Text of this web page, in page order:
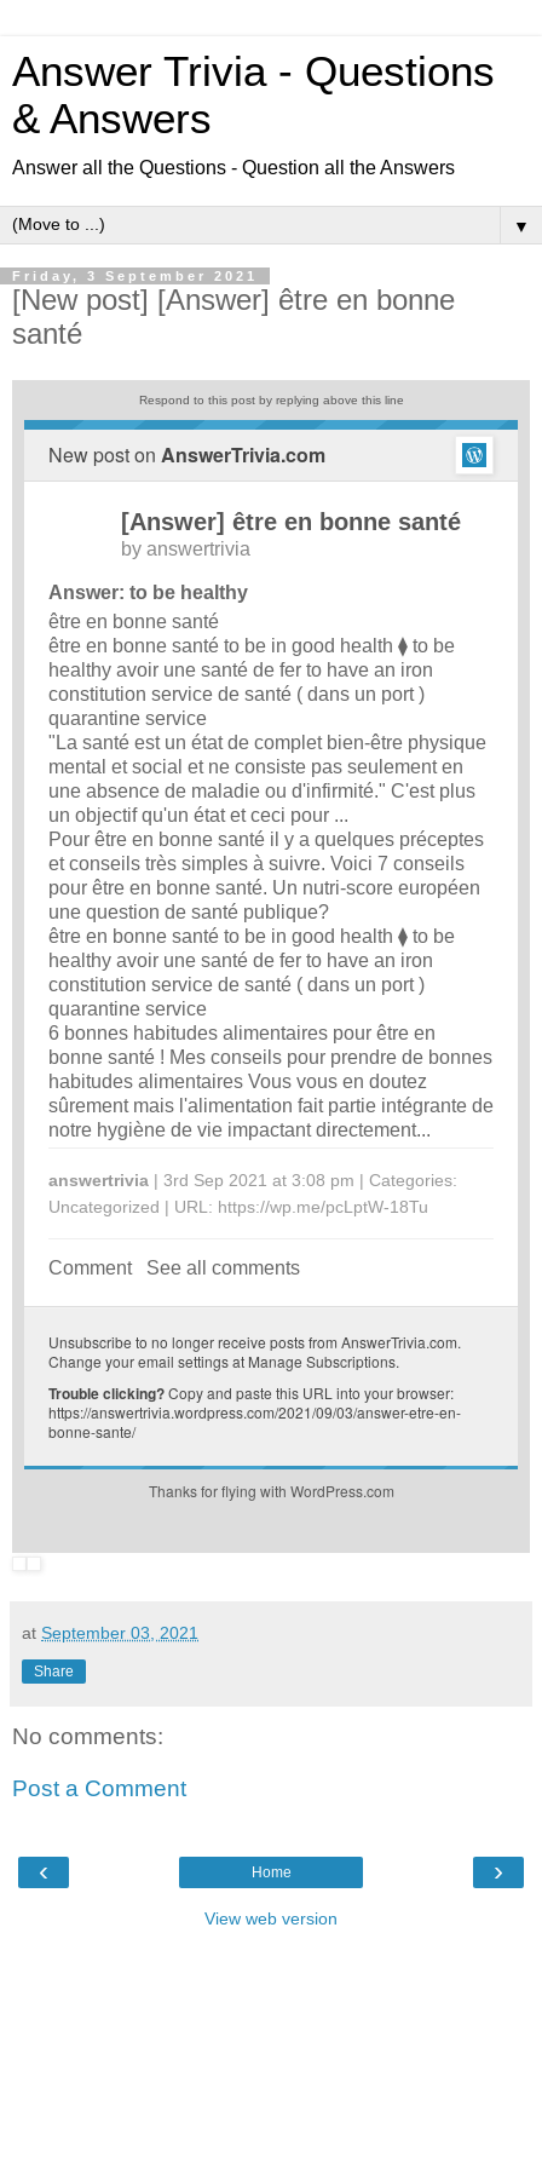
Answer Trivia - Questions
& Answers
Answer all the Questions - Question all the Answers
▼
Friday, 3 September 2021
[New post] [Answer] être en bonne
santé
Respond to this post by replying above this line
New post on AnswerTrivia.com
[Answer] être en bonne santé
by answertrivia
Answer: to be healthy
être en bonne santé
être en bonne santé to be in good health ⧫ to be
healthy avoir une santé de fer to have an iron
constitution service de santé ( dans un port )
quarantine service
"La santé est un état de complet bien-être physique
mental et social et ne consiste pas seulement en
une absence de maladie ou d'infirmité." C'est plus
un objectif qu'un état et ceci pour ...
Pour être en bonne santé il y a quelques préceptes
et conseils très simples à suivre. Voici 7 conseils
pour être en bonne santé. Un nutri-score européen
une question de santé publique?
être en bonne santé to be in good health ⧫ to be
healthy avoir une santé de fer to have an iron
constitution service de santé ( dans un port )
quarantine service
6 bonnes habitudes alimentaires pour être en
bonne santé ! Mes conseils pour prendre de bonnes
habitudes alimentaires Vous vous en doutez
sûrement mais l'alimentation fait partie intégrante de
notre hygiène de vie impactant directement...
answertrivia | 3rd Sep 2021 at 3:08 pm | Categories:
Uncategorized | URL: https://wp.me/pcLptW-18Tu
Comment See all comments
Unsubscribe to no longer receive posts from AnswerTrivia.com.
Change your email settings at Manage Subscriptions.
Trouble clicking?Copy and paste this URL into your browser:
https://answertrivia.wordpress.com/2021/09/03/answer-etre-en-
bonne-sante/
Thanks for flying with WordPress.com
at September 03, 2021
Share
No comments:
Post a Comment
‹ ›
Home
View web version